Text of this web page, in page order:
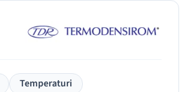
Temperaturi